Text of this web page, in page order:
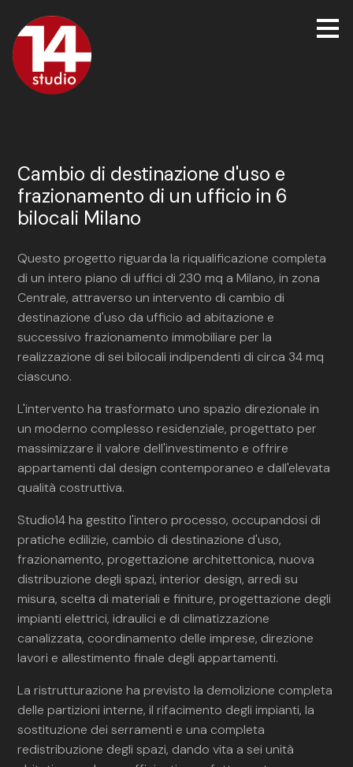
Passa
ai
contenuti
principali
Cambio di destinazione d'uso e
frazionamento di un ufficio in 6
bilocali Milano
Questo progetto riguarda la riqualificazione completa
di un intero piano di uffici di 230 mq a Milano, in zona
Centrale, attraverso un intervento di cambio di
destinazione d'uso da ufficio ad abitazione e
successivo frazionamento immobiliare per la
realizzazione di sei bilocali indipendenti di circa 34 mq
ciascuno.
L'intervento ha trasformato uno spazio direzionale in
un moderno complesso residenziale, progettato per
massimizzare il valore dell'investimento e offrire
appartamenti dal design contemporaneo e dall'elevata
qualità costruttiva.
Studio14 ha gestito l'intero processo, occupandosi di
pratiche edilizie, cambio di destinazione d'uso,
frazionamento, progettazione architettonica, nuova
distribuzione degli spazi, interior design, arredi su
misura, scelta di materiali e finiture, progettazione degli
impianti elettrici, idraulici e di climatizzazione
canalizzata, coordinamento delle imprese, direzione
lavori e allestimento finale degli appartamenti.
La ristrutturazione ha previsto la demolizione completa
delle partizioni interne, il rifacimento degli impianti, la
sostituzione dei serramenti e una completa
redistribuzione degli spazi, dando vita a sei unità